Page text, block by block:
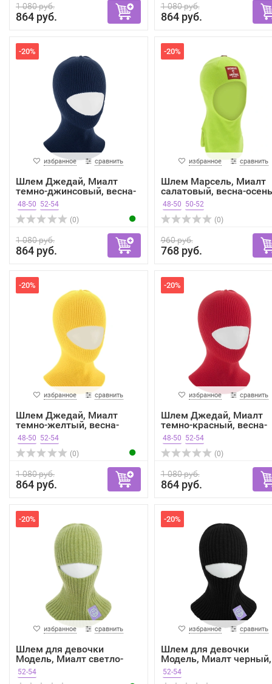
1 080 руб.
864 руб.
1 080 руб.
864 руб.
-20%
избранное сравнить
Шлем Джедай, Миалт
темно-джинсовый, весна-
о...
48-50 52-54
(0)
1 080 руб.
864 руб.
-20%
избранное сравнить
Шлем Марсель, Миалт
салатовый, весна-осень
48-50 50-52
(0)
960 руб.
768 руб.
-20%
избранное сравнить
Шлем Джедай, Миалт
темно-желтый, весна-
осень
48-50 52-54
(0)
1 080 руб.
864 руб.
-20%
избранное сравнить
Шлем Джедай, Миалт
темно-красный, весна-
осень
48-50 52-54
(0)
1 080 руб.
864 руб.
-20%
избранное сравнить
Шлем для девочки
Модель, Миалт светло-
зелен...
52-54
-20%
избранное сравнить
Шлем для девочки
Модель, Миалт черный,
весн...
52-54